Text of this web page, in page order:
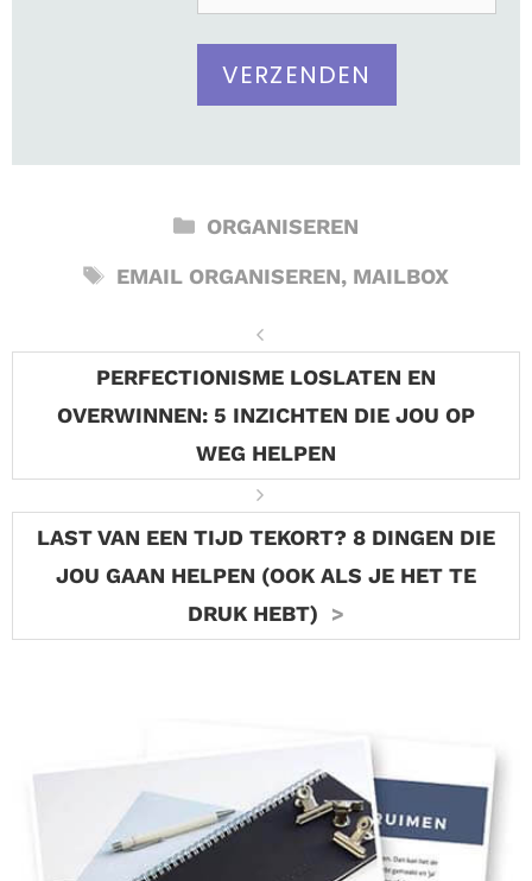
CATEGORIEËN
ORGANISEREN
TAGS
EMAIL ORGANISEREN, MAILBOX
PERFECTIONISME LOSLATEN EN
OVERWINNEN: 5 INZICHTEN DIE JOU OP
WEG HELPEN
LAST VAN EEN TIJD TEKORT? 8 DINGEN DIE
JOU GAAN HELPEN (OOK ALS JE HET TE
DRUK HEBT)